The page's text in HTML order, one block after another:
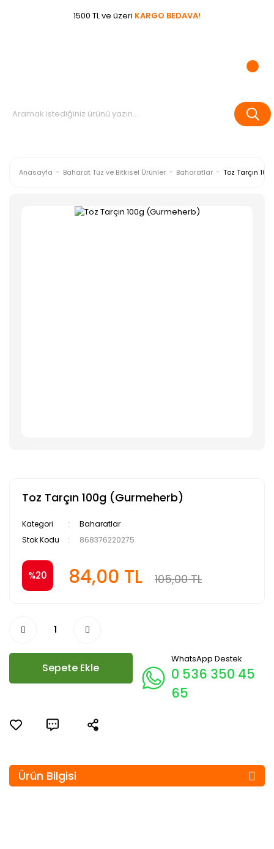
1500 TL ve üzeri KARGO BEDAVA!
Anasayfa Baharat Tuz ve Bitkisel Ürünler Baharatlar Toz Tarçın
Toz Tarçın 100g (Gurmeherb)
Kategori
Baharatlar
Stok Kodu
868376220275
%20 84,00 TL 105,00 TL
Sepete Ekle
WhatsApp Destek
0 536 350 45
65
Ürün Bilgisi